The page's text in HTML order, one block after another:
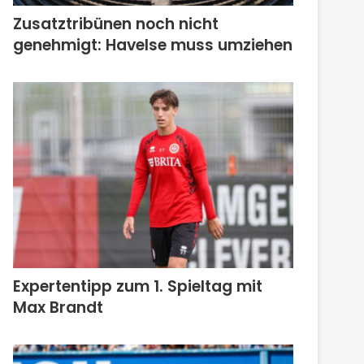
Zusatztribünen noch nicht
genehmigt: Havelse muss umziehen
Expertentipp zum 1. Spieltag mit
Max Brandt